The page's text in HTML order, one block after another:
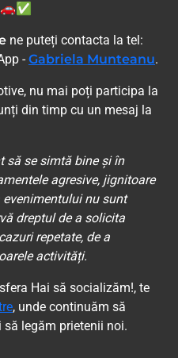
ne puteți contacta la tel:
- Gabriela Munteanu.
nu mai poți participa la
din timp cu un mesaj la
să se simtă bine și în
agresive, jignitoare
nu sunt
dreptul de a solicita
repetate, de a
activități.
Hai să socializăm!, te
, unde continuăm să
legăm prietenii noi.